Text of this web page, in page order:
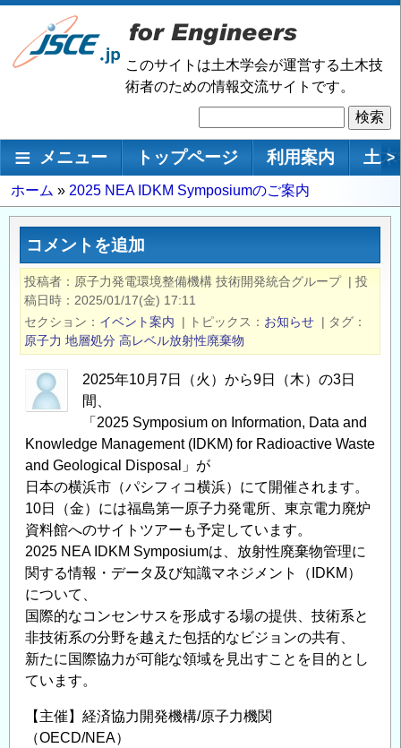
メ
ン
移
このサイトは土木学会が運営する土木技
術者のための情報交流サイトです。
索
メインナビゲーション
メニュー トップページ 利用案内 土 >
パ
ン
ず
ホーム 2025 NEA IDKM Symposiumのご案内
コメントを追加
投稿者 原子力発電環境整備機構 技術開発統合グループ | 投
稿日時
2025/01/17(金) 17:11
セクション
イベント案内 | トピックス お知らせ | タグ
原子力 地層処分 高レベル放射性廃棄物
2025年10月7日（火）から9日（木）の3日
間、
「2025 Symposium on Information, Data and
Knowledge Management (IDKM) for Radioactive Waste
and Geological Disposal」が
日本の横浜市（パシフィコ横浜）にて開催されます。
10日（金）には福島第一原子力発電所、東京電力廃炉
資料館へのサイトツアーも予定しています。
2025 NEA IDKM Symposiumは、放射性廃棄物管理に
関する情報・データ及び知識マネジメント（IDKM）
について、
国際的なコンセンサスを形成する場の提供、技術系と
非技術系の分野を越えた包括的なビジョンの共有、
新たに国際協力が可能な領域を見出すことを目的とし
ています。
【主催】経済協力開発機構/原子力機関
（OECD/NEA）